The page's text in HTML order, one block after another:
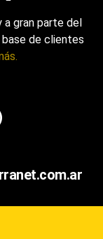
gran parte del
de clientes